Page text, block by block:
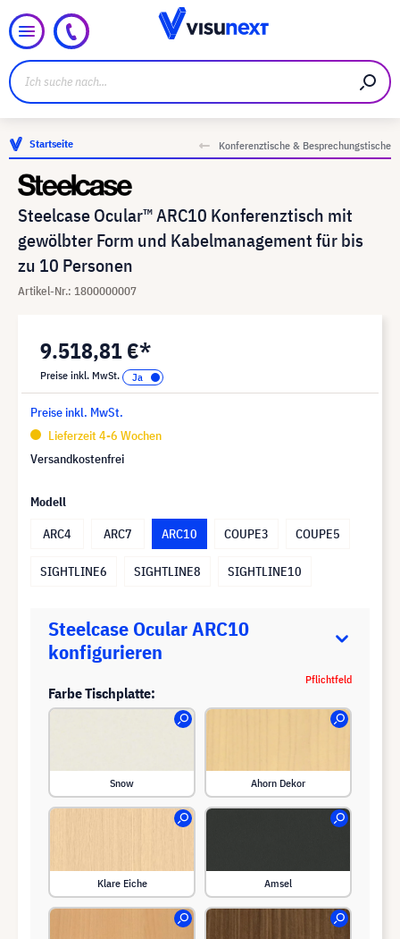
Startseite Konferenztische & Besprechungstische
Steelcase Ocular™ ARC10 Konferenztisch mit
gewölbter Form und Kabelmanagement für bis
zu 10 Personen
Artikel-Nr.: 1800000007
9.518,81 €*
Preise inkl. MwSt.
Preise inkl. MwSt.
Lieferzeit 4-6 Wochen
Versandkostenfrei
Modell
ARC4
ARC7 ARC10 COUPE3 COUPE5
SIGHTLINE6 SIGHTLINE8 SIGHTLINE10
Steelcase Ocular ARC10
konfigurieren
Farbe Tischplatte:
Snow Ahorn Dekor
Klare Eiche Amsel
Pflichtfeld